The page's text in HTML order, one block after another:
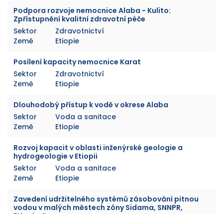
Podpora rozvoje nemocnice Alaba - Kulito:
Zpřístupnění kvalitní zdravotní péče
Sektor
Zdravotnictví
Země
Etiopie
Posílení kapacity nemocnice Karat
Sektor
Zdravotnictví
Země
Etiopie
Dlouhodobý přístup k vodě v okrese Alaba
Sektor
Voda a sanitace
Země
Etiopie
Rozvoj kapacit v oblasti inženýrské geologie a
hydrogeologie v Etiopii
Sektor
Voda a sanitace
Země
Etiopie
Zavedení udržitelného systémů zásobování pitnou
vodou v malých městech zóny Sidama, SNNPR,